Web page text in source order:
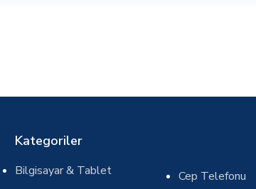
Kategoriler
Bilgisayar & Tablet Cep Telefonu